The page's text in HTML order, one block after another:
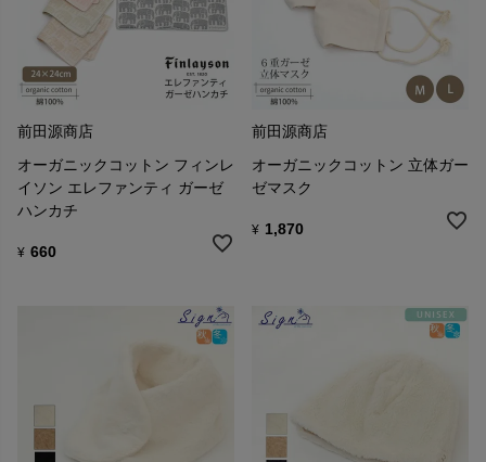
前田源商店
オーガニックコットン フィンレ
イソン エレファンティ ガーゼ
ハンカチ
¥ 660
前田源商店
オーガニックコットン 立体ガー
ゼマスク
¥ 1,870